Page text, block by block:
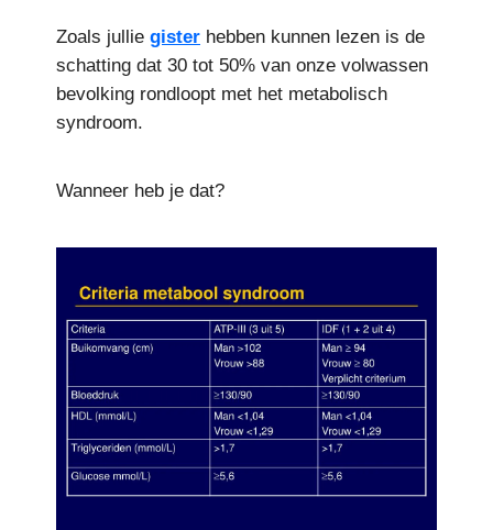
Zoals jullie gister hebben kunnen lezen is de
schatting dat 30 tot 50% van onze volwassen
bevolking rondloopt met het metabolisch
syndroom.
Wanneer heb je dat?